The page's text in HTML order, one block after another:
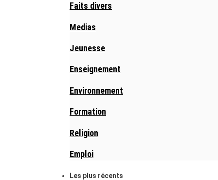
Faits divers
Medias
Jeunesse
Enseignement
Environnement
Formation
Religion
Emploi
Les plus récents